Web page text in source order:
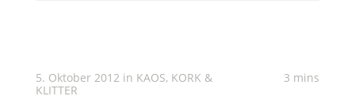
5. Oktober 2012 in KAOS, KORK &
KLITTER
3 mins